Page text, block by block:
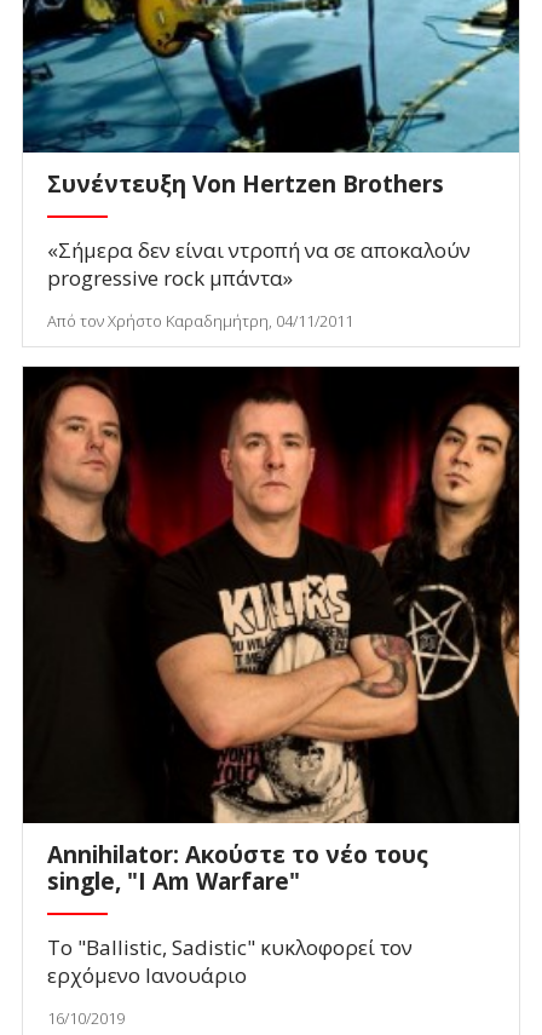
Συνέντευξη Von Hertzen Brothers
«Σήμερα δεν είναι ντροπή να σε αποκαλούν
progressive rock μπάντα»
Από τον Χρήστο Καραδημήτρη, 04/11/2011
Annihilator: Ακούστε το νέο τους
single, "I Am Warfare"
Το "Ballistic, Sadistic" κυκλοφορεί τον
ερχόμενο Ιανουάριο
16/10/2019